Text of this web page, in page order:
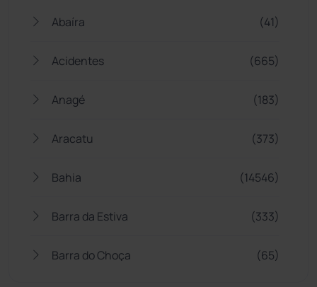
Abaíra (41)
Acidentes (665)
Anagé (183)
Aracatu (373)
Bahia (14546)
Barra da Estiva (333)
Barra do Choça (65)